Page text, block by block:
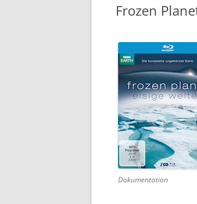
Frozen
Dokumentation